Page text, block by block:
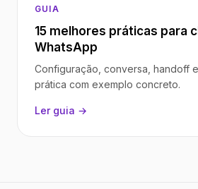
GUIA
15 melhores práticas para
WhatsApp
Configuração, conversa, handoff
prática com exemplo concreto.
Ler guia →